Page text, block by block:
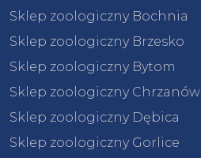
Sklep zoologiczny Bochnia
Sklep zoologiczny Brzesko
Sklep zoologiczny Bytom
Sklep zoologiczny Chrzanów
Sklep zoologiczny Dębica
Sklep zoologiczny Gorlice